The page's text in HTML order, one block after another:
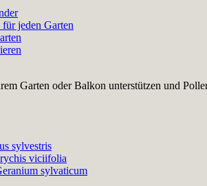
jeden Garten
Garten oder Balkon unterstützen und
sylvestris
viciifolia
sylvaticum